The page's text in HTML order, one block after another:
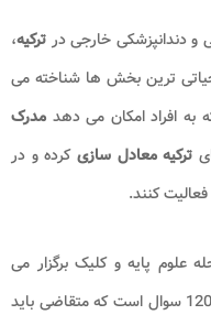
و دندانپزشکی خارجی در ترکیه،
ترین بخش ها شناخته می
به افراد امکان می دهد مدرک
ترکیه معادل سازی کرده و در
کنند.
علوم پایه و کلیک برگزار می
120 سوال است که متقاضی باید